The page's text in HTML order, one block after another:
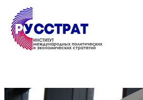
Перейти к основному содержанию